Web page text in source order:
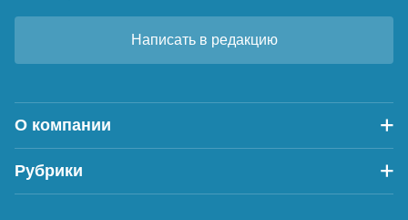
Написать в редакцию
О компании
Рубрики